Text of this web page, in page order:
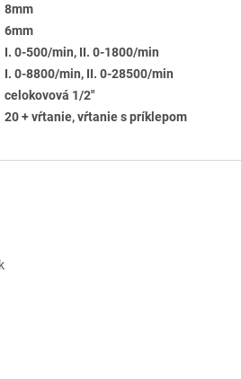
8mm
6mm
I. 0-500/min, II. 0-1800/min
I. 0-8800/min, II. 0-28500/min
celokovová 1/2"
20 + vŕtanie, vŕtanie s príklepom